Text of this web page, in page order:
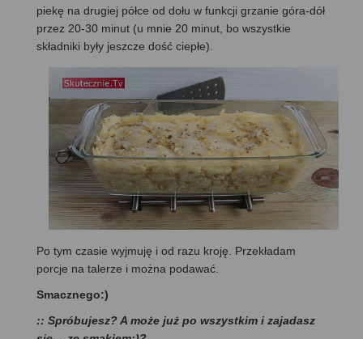
piekę na drugiej półce od dołu w funkcji grzanie góra-dół
przez 20-30 minut (u mnie 20 minut, bo wszystkie
składniki były jeszcze dość ciepłe).
Po tym czasie wyjmuję i od razu kroję. Przekładam
porcje na talerze i można podawać.
Smacznego:)
:: Spróbujesz? A może już po wszystkim i zajadasz